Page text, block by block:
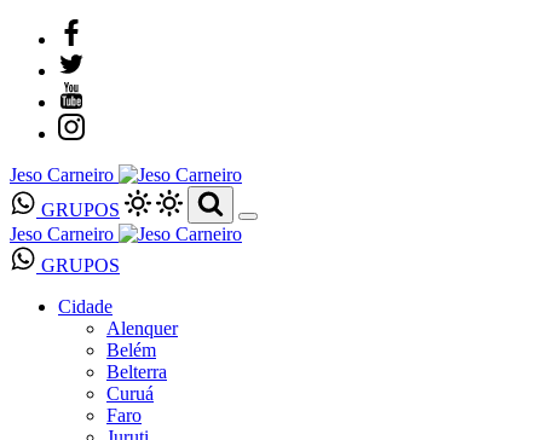
Jeso Carneiro
GRUPOS
Jeso Carneiro
GRUPOS
Cidade
Alenquer
Belém
Belterra
Curuá
Faro